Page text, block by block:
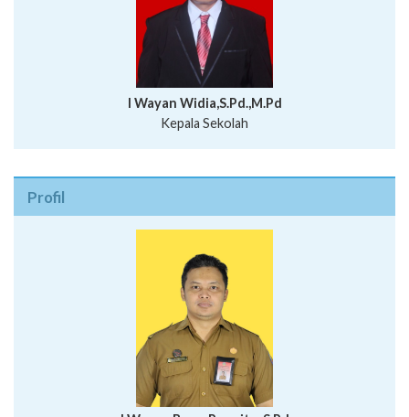
I Wayan Widia,S.Pd.,M.Pd
Kepala Sekolah
Profil